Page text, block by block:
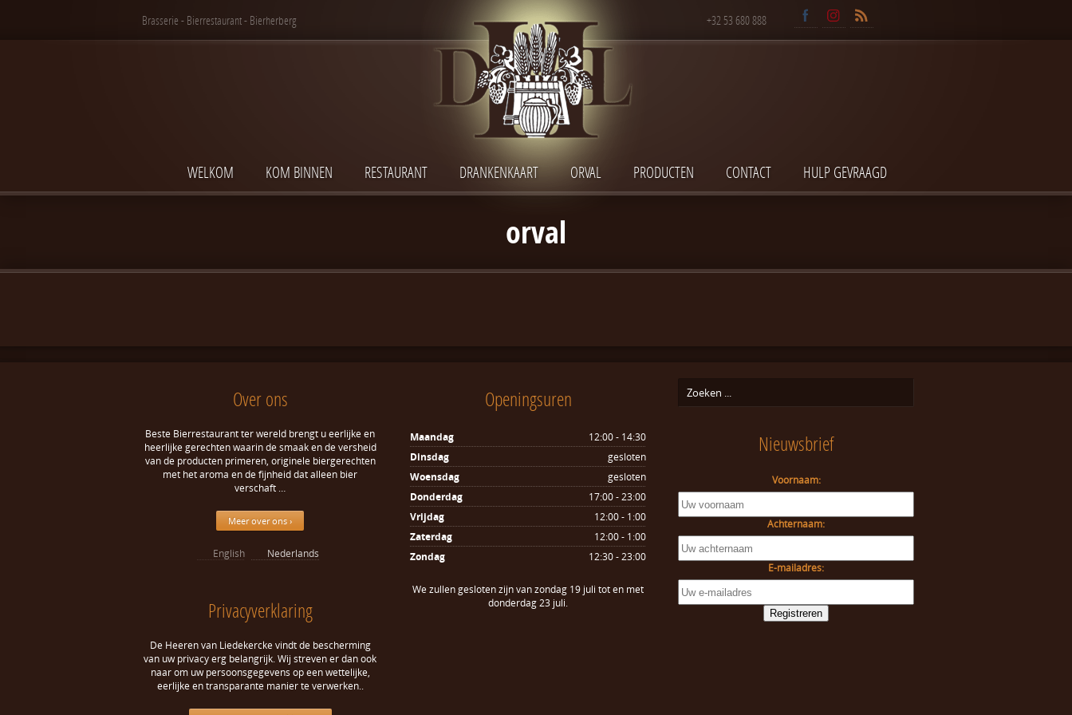
Brasserie - Bierrestaurant - Bierherberg +32 53 680 888
WELKOM KOM BINNEN RESTAURANT DRANKENKAART ORVAL PRODUCTEN CONTACT HULP GEVRAAGD
orval
Over ons
Beste Bierrestaurant ter wereld brengt u eerlijke en
heerlijke gerechten waarin de smaak en de versheid
van de producten primeren, originele biergerechten
met het aroma en de fijnheid dat alleen bier
verschaft …
Meer over ons ›
English Nederlands
Privacyverklaring
De Heeren van Liedekercke vindt de bescherming
van uw privacy erg belangrijk. Wij streven er dan ook
naar om uw persoonsgegevens op een wettelijke,
eerlijke en transparante manier te verwerken..
Openingsuren
Maandag
12:00 - 14:30
Dinsdag
gesloten
Woensdag
gesloten
Donderdag
17:00 - 23:00
Vrijdag
12:00 - 1:00
Zaterdag
12:00 - 1:00
Zondag
12:30 - 23:00
We zullen gesloten zijn van zondag 19 juli tot en met
donderdag 23 juli.
Nieuwsbrief
Voornaam:
Achternaam:
E-mailadres: